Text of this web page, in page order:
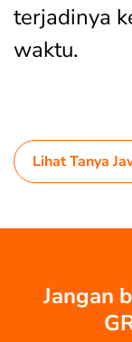
terjadinya
waktu.
Lihat Tanya
Jangan